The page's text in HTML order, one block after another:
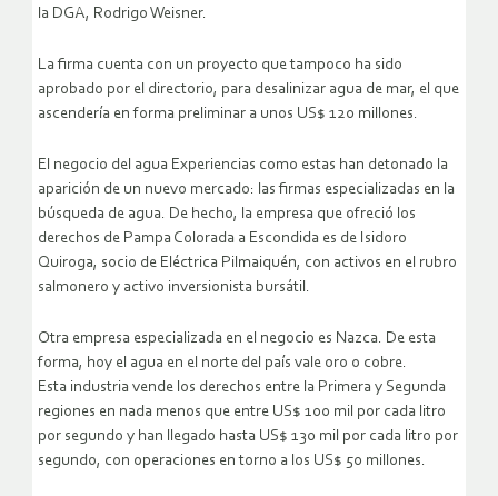
la DGA, Rodrigo Weisner.
La firma cuenta con un proyecto que tampoco ha sido
aprobado por el directorio, para desalinizar agua de mar, el que
ascendería en forma preliminar a unos US$ 120 millones.
El negocio del agua Experiencias como estas han detonado la
aparición de un nuevo mercado: las firmas especializadas en la
búsqueda de agua. De hecho, la empresa que ofreció los
derechos de Pampa Colorada a Escondida es de Isidoro
Quiroga, socio de Eléctrica Pilmaiquén, con activos en el rubro
salmonero y activo inversionista bursátil.
Otra empresa especializada en el negocio es Nazca. De esta
forma, hoy el agua en el norte del país vale oro o cobre.
Esta industria vende los derechos entre la Primera y Segunda
regiones en nada menos que entre US$ 100 mil por cada litro
por segundo y han llegado hasta US$ 130 mil por cada litro por
segundo, con operaciones en torno a los US$ 50 millones.